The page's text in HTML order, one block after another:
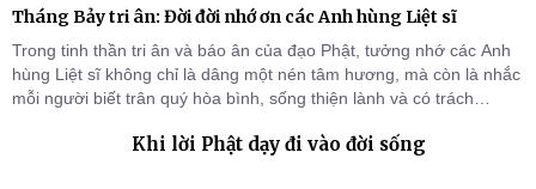
Tháng Bảy tri ân: Đời đời nhớ ơn các Anh hùng Liệt sĩ
Trong tinh thần tri ân và báo ân của đạo Phật, tưởng nhớ các Anh
hùng Liệt sĩ không chỉ là dâng một nén tâm hương, mà còn là nhắc
mỗi người biết trân quý hòa bình, sống thiện lành và có trách
Khi lời Phật dạy đi vào đời sống